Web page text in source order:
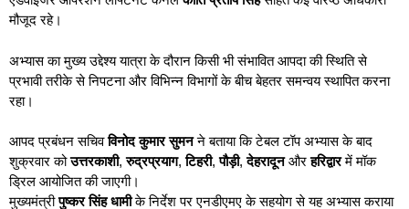
मौजूद रहे।
अभ्यास का मुख्य उद्देश्य यात्रा के दौरान किसी भी संभावित आपदा की स्थिति से
प्रभावी तरीके से निपटना और विभिन्न विभागों के बीच बेहतर समन्वय स्थापित करना
रहा।
आपद प्रबंधन सचिवविनोद कुमार सुमनने बताया कि टेबल टॉप अभ्यास के बाद
शुक्रवार कोउत्तरकाशी,रुद्रप्रयाग,टिहरी,पौड़ी,देहरादूनऔरहरिद्वारमें मॉक
ड्रिल आयोजित की जाएगी।
मुख्यमंत्रीपुष्कर सिंह धामीके निर्देश पर एनडीएमए के सहयोग से यह अभ्यास कराया